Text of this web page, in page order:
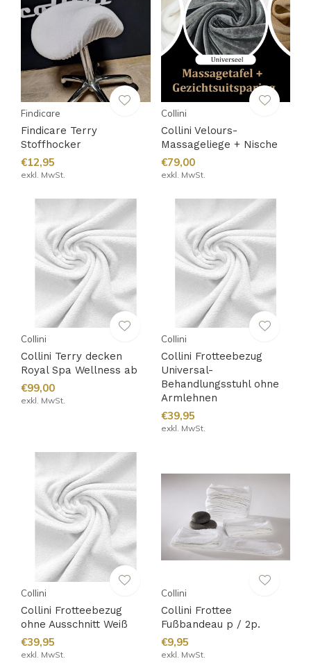
Findicare
Findicare Terry
Stoffhocker
€12,95
exkl. MwSt.
Collini
Collini Velours-
Massageliege + Nische
€79,00
exkl. MwSt.
Collini
Collini Terry decken
Royal Spa Wellness ab
€99,00
exkl. MwSt.
Collini
Collini Frotteebezug
Universal-
Behandlungsstuhl ohne
Armlehnen
€39,95
exkl. MwSt.
Collini
Collini Frotteebezug
ohne Ausschnitt Weiß
€39,95
exkl. MwSt.
Collini
Collini Frottee
Fußbandeau p / 2p.
€9,95
exkl. MwSt.